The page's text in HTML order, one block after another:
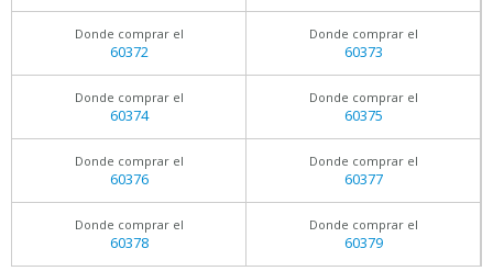
Donde comprar el
60372
Donde comprar el
60373
Donde comprar el
60374
Donde comprar el
60375
Donde comprar el
60376
Donde comprar el
60377
Donde comprar el
60378
Donde comprar el
60379